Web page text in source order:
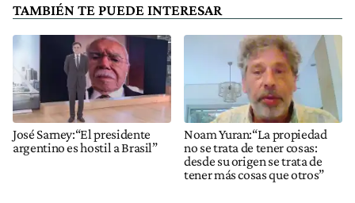
TAMBIÉN TE PUEDE INTERESAR
José Sarney:“El presidente
argentino es hostil a Brasil”
Noam Yuran:“La propiedad
no se trata de tener cosas:
desde su origen se trata de
tener más cosas que otros”